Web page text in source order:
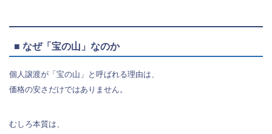
■ なぜ「宝の山」なのか
個人譲渡が「宝の山」と呼ばれる理由は、
価格の安さだけではありません。
むしろ本質は、